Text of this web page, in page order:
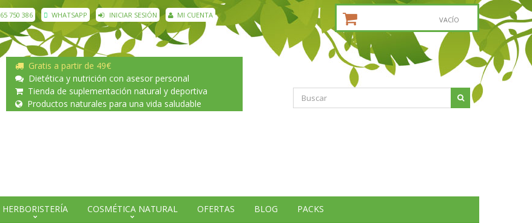
VACÍO
750 386 WHATSAPP INICIAR SESIÓN MI CUENTA
Gratis a partir de 49€
Dietética y nutrición con asesor personal
Tienda de suplementación natural y deportiva
Productos naturales para una vida saludable
HERBORISTERÍA COSMÉTICA NATURAL OFERTAS BLOG PACKS